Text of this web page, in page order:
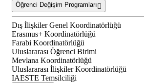
Öğrenci Değişim Programları
Dış İlişkiler Genel Koordinatörlüğü
Erasmus+ Koordinatörlüğü
Farabi Koordinatörlüğü
Uluslararası Öğrenci Birimi
Mevlana Koordinatörlüğü
Uluslararası İlişkiler Koordinatörlüğü
IAESTE Temsilciliği